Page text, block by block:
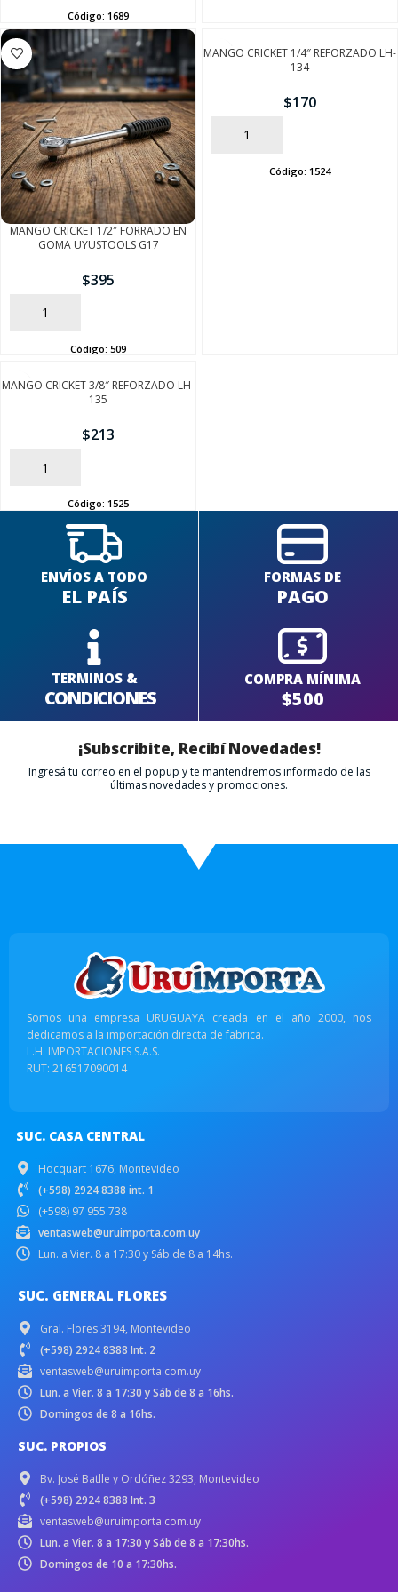
Código: 1689
MANGO CRICKET 1/2″ FORRADO EN
GOMA UYUSTOOLS G17
$395
AÑADIR
Código: 509
MANGO CRICKET 1/4″ REFORZADO LH-
134
$170
AÑADIR
Código: 1524
MANGO CRICKET 3/8″ REFORZADO LH-
135
$213
AÑADIR
Código: 1525
ENVÍOS A TODO
EL PAÍS
FORMAS DE
PAGO
TERMINOS &
CONDICIONES
COMPRA MÍNIMA
$500
¡Subscribite, Recibí Novedades!
Ingresá tu correo en el popup y te mantendremos informado de las
últimas novedades y promociones.
Somos una empresa URUGUAYA creada en el año 2000, nos
dedicamos a la importación directa de fabrica.
L.H. IMPORTACIONES S.A.S.
RUT: 216517090014
SUC. CASA CENTRAL
Hocquart 1676, Montevideo
(+598) 2924 8388 int. 1
(+598) 97 955 738
ventasweb@uruimporta.com.uy
Lun. a Vier. 8 a 17:30 y Sáb de 8 a 14hs.
SUC. GENERAL FLORES
Gral. Flores 3194, Montevideo
(+598) 2924 8388 Int. 2
ventasweb@uruimporta.com.uy
Lun. a Vier. 8 a 17:30 y Sáb de 8 a 16hs.
Domingos de 8 a 16hs.
SUC. PROPIOS
Bv. José Batlle y Ordóñez 3293, Montevideo
(+598) 2924 8388 Int. 3
ventasweb@uruimporta.com.uy
Lun. a Vier. 8 a 17:30 y Sáb de 8 a 17:30hs.
Domingos de 10 a 17:30hs.
SEGUÍ COMPRANDO